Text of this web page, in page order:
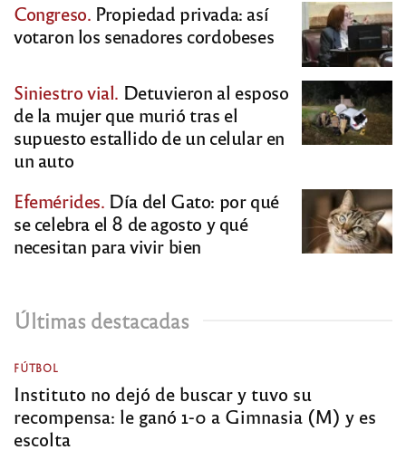
Congreso. Propiedad privada: así
votaron los senadores cordobeses
Siniestro vial. Detuvieron al esposo
de la mujer que murió tras el
supuesto estallido de un celular en
un auto
Efemérides. Día del Gato: por qué
se celebra el 8 de agosto y qué
necesitan para vivir bien
Últimas destacadas
FÚTBOL
Instituto no dejó de buscar y tuvo su
recompensa: le ganó 1-0 a Gimnasia (M) y es
escolta